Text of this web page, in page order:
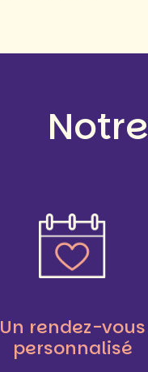
Notre
Un rendez-vous
personnalisé